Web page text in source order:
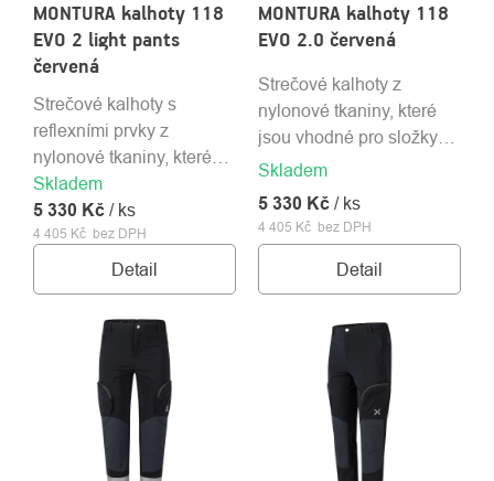
MONTURA kalhoty 118
EVO 2 light pants
červená
Skladem
4 405 Kč bez DPH
5 330 Kč / ks
Detail
Strečové kalhoty s
reflexními prvky z
nylonové tkaniny, které
jsou vhodné pro složky
IZS i pracovní využití.
MONTURA kalhoty 118
EVO 2.0 červená
Skladem
4 405 Kč bez DPH
5 330 Kč / ks
Detail
Strečové kalhoty z
nylonové tkaniny, které
jsou vhodné pro složky
IZS i pracovní využití. S